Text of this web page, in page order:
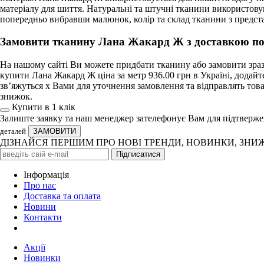
матеріалу для шиття. Натуральні та штучні тканини
попередньо вибравши малюнок, колір та склад тканини з
Замовити тканину Лана Жакард Ж з доставкою по
На нашому сайті Ви можете придбати тканину або замовити
купити Лана Жакард Ж ціна за метр 936.00 грн в Україні,
зв’яжуться х Вами для уточнення замовлення та відправлять
знижок.
Купити в 1 клiк
Залиште заявку та наш менеджер зателефонує Вам для
деталей
ДІЗНАЙСЯ ПЕРШИМ ПРО НОВІ ТРЕНДИ, НОВИНКИ,
Iнформація
Про нас
Доставка та оплата
Новини
Контакти
Акції
Новинки